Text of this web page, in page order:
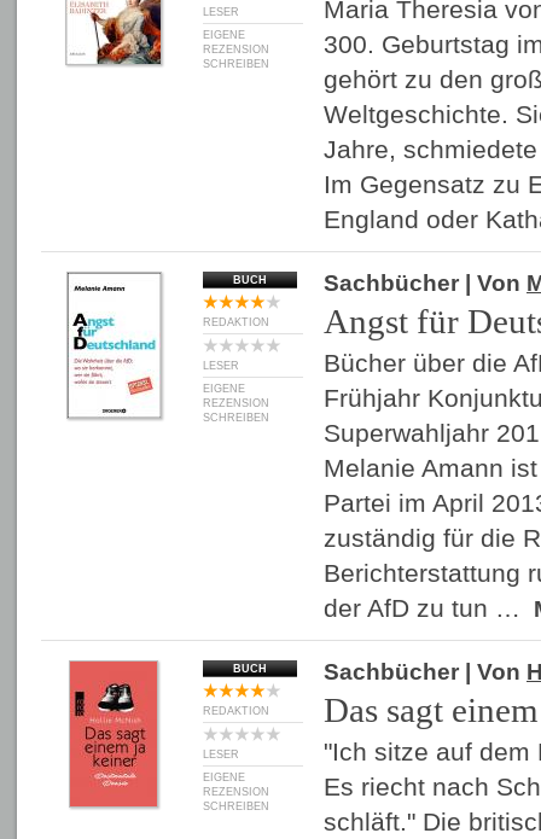
LESER
EIGENE
REZENSION
SCHREIBEN
Maria Theresia
300. Geburtstag
gehört zu den
Weltgeschichte.
Jahre,
Im Gegensatz zu
England oder
BUCH
REDAKTION
LESER
EIGENE
REZENSION
SCHREIBEN
Sachbücher | Von
Angst für
Bücher über die
Frühjahr
Superwahljahr
Melanie Amann
Partei im April
zuständig für die
Berichterstattung
der AfD zu tun …
BUCH
REDAKTION
LESER
EIGENE
REZENSION
SCHREIBEN
Sachbücher | Von
Das sagt
"Ich sitze auf dem
Es riecht nach
schläft." Die